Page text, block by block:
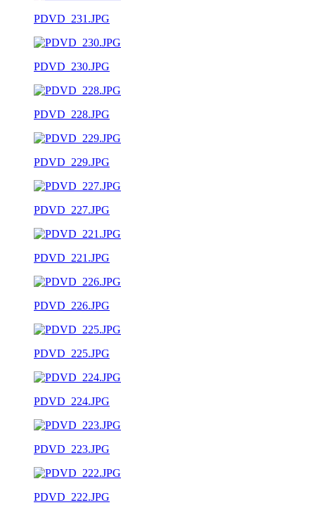
PDVD_231.JPG
PDVD_230.JPG
PDVD_228.JPG
PDVD_229.JPG
PDVD_227.JPG
PDVD_221.JPG
PDVD_226.JPG
PDVD_225.JPG
PDVD_224.JPG
PDVD_223.JPG
PDVD_222.JPG